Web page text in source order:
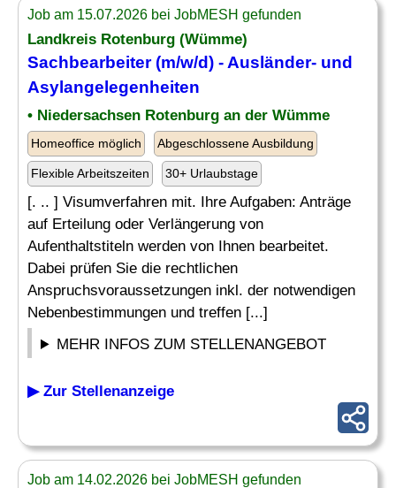
Job am 15.07.2026 bei JobMESH gefunden
Landkreis Rotenburg (Wümme)
Sachbearbeiter (m/w/d) - Ausländer- und
Asylangelegenheiten
• Niedersachsen Rotenburg an der Wümme
Homeoffice möglich Abgeschlossene Ausbildung
Flexible Arbeitszeiten 30+ Urlaubstage
[. .. ] Visumverfahren mit. Ihre Aufgaben: Anträge
auf Erteilung oder Verlängerung von
Aufenthaltstiteln werden von Ihnen bearbeitet.
Dabei prüfen Sie die rechtlichen
Anspruchsvoraussetzungen inkl. der notwendigen
Nebenbestimmungen und treffen [...]
MEHR INFOS ZUM STELLENANGEBOT
▶ Zur Stellenanzeige
Job am 14.02.2026 bei JobMESH gefunden